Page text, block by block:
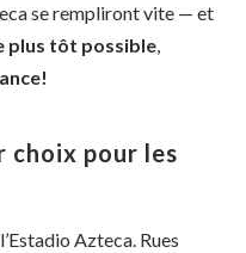
se rempliront vite — et
plus tôt possible,
choix pour les
Azteca. Rues